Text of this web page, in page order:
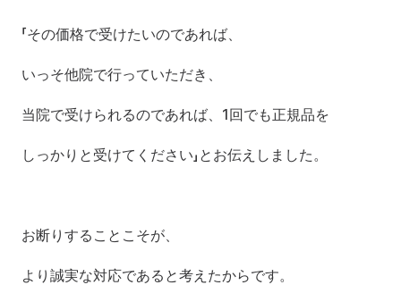
「その価格で受けたいのであれば、
いっそ他院で行っていただき、
当院で受けられるのであれば、1回でも正規品を
しっかりと受けてください」とお伝えしました。
お断りすることこそが、
より誠実な対応であると考えたからです。